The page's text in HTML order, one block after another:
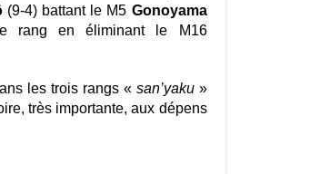
(9-4) battant le M5 Gonoyama
rang en éliminant le M16
les trois rangs « san’yaku»
très importante, aux dépens